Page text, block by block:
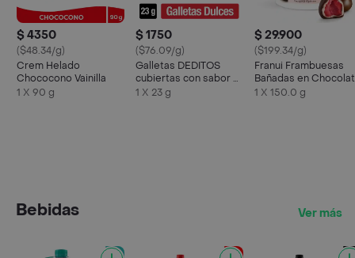
$ 4350
($48.34/g)
Crem Helado
Chococono Vainilla
1 X 90 g
$ 1750
($76.09/g)
Galletas DEDITOS
cubiertas con sabor a
chocolate x 23g
1 X 23 g
$ 29.900
($199.34/g)
Franui Frambuesas
Bañadas en
Blanco y Amargo
1 X 150.0 g
Bebidas Ver más